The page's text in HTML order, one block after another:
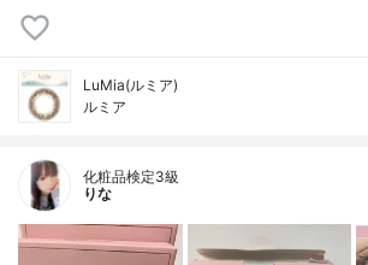
LuMia(ルミア)
ルミア
化粧品検定3級
りな